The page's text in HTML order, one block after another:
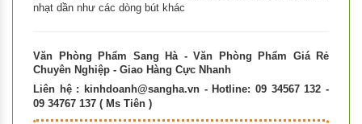
nhạt dần như các dòng bút khác
Văn Phòng Phẩm Sang Hà - Văn Phòng Phẩm Giá Rẻ
Chuyên Nghiệp - Giao Hàng Cực Nhanh
Liên hệ : kinhdoanh@sangha.vn - Hotline: 09 34567 132 -
09 34767 137 ( Ms Tiên )